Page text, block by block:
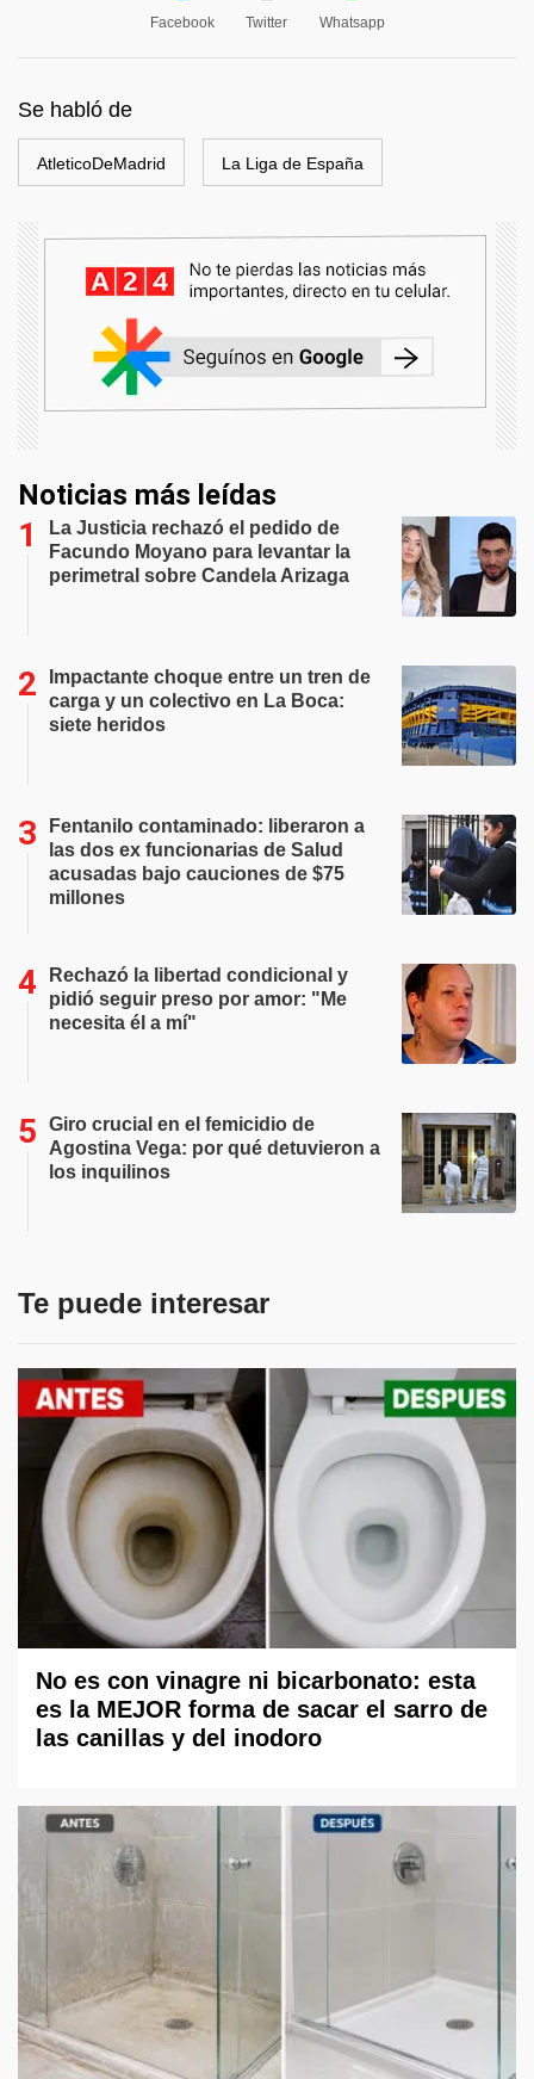
Facebook Twitter Whatsapp
Se habló de
AtleticoDeMadrid La Liga de España
Noticias más leídas
La Justicia rechazó el pedido de
Facundo Moyano para levantar la
perimetral sobre Candela Arizaga
Impactante choque entre un tren de
carga y un colectivo en La Boca:
siete heridos
Fentanilo contaminado: liberaron a
las dos ex funcionarias de Salud
acusadas bajo cauciones de $75
millones
Rechazó la libertad condicional y
pidió seguir preso por amor: "Me
necesita él a mí"
Giro crucial en el femicidio de
Agostina Vega: por qué detuvieron a
los inquilinos
Te puede interesar
No es con vinagre ni bicarbonato: esta
es la MEJOR forma de sacar el sarro de
las canillas y del inodoro